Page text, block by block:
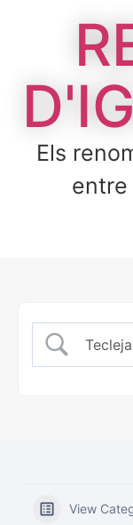
Els
entre
View